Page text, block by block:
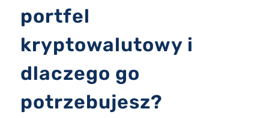
portfel
kryptowalutowy i
dlaczego go
potrzebujesz?